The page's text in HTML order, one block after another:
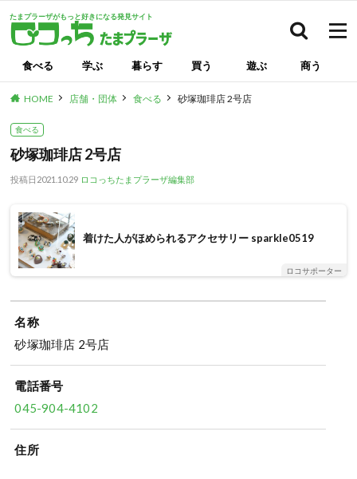
たまプラーザがもっと好きになる発見サイト
食べる 学ぶ 暮らす 買う 遊ぶ 商う
HOME 店舗・団体 食べる 砂塚珈琲店 2号店
食べる
砂塚珈琲店 2号店
投稿日 2021.10.29 ロコっちたまプラーザ編集部
着けた人がほめられるアクセサリー sparkle0519
ロコサポーター
名称
砂塚珈琲店 2号店
電話番号
045-904-4102
住所